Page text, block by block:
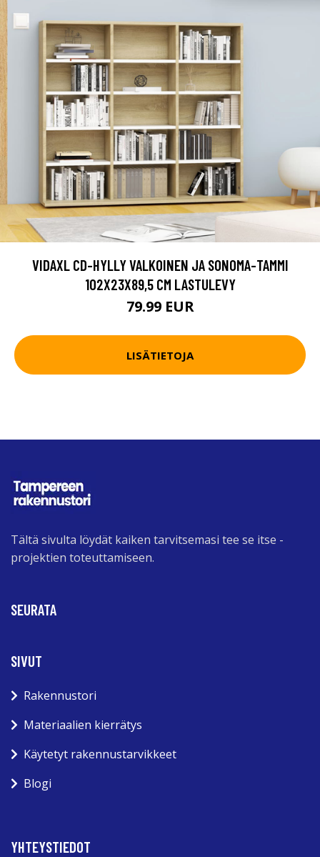
VIDAXL CD-HYLLY VALKOINEN JA SONOMA-TAMMI
102X23X89,5 CM LASTULEVY
79.99 EUR
LISÄTIETOJA
Tältä sivulta löydät kaiken tarvitsemasi tee se itse -
projektien toteuttamiseen.
SEURATA
SIVUT
Rakennustori
Materiaalien kierrätys
Käytetyt rakennustarvikkeet
Blogi
YHTEYSTIEDOT